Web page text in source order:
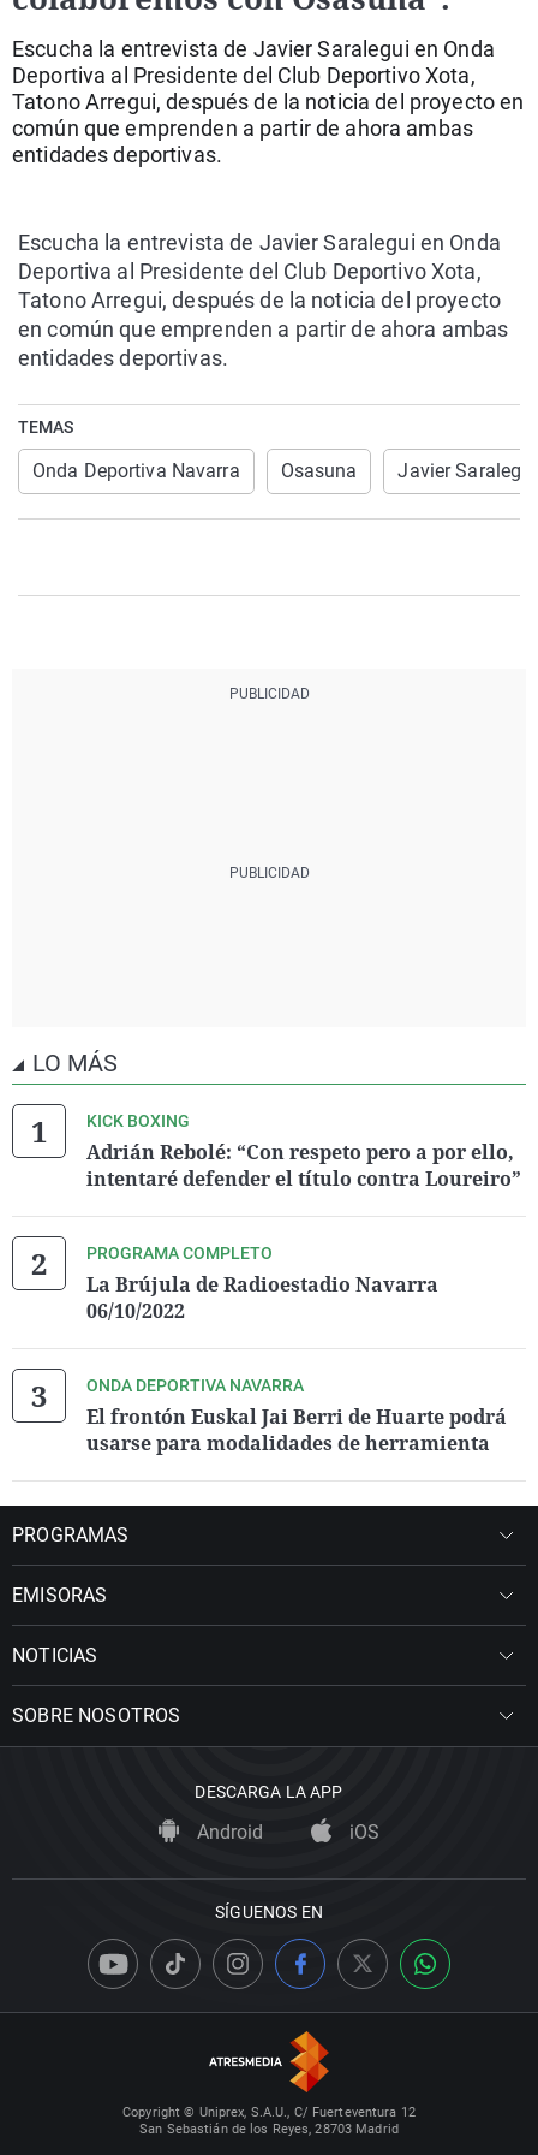
Gente viajera
Como el perro y el
Retornados
Equipo de
Galicia
La Rioja
Televisión
Elecciones
Escucha la entrevista de Javier Saralegui en Onda
Deportiva al Presidente del Club Deportivo Xota,
Tatono Arregui, después de la noticia del proyecto en
común que emprenden a partir de ahora ambas
entidades deportivas.
Escucha la entrevista de Javier Saralegui en Onda
Deportiva al Presidente del Club Deportivo Xota,
Tatono Arregui, después de la noticia del proyecto
en común que emprenden a partir de ahora ambas
entidades deportivas.
TEMAS
Onda Deportiva Navarra Osasuna Javier Saralegui
LO MÁS
KICK BOXING
Adrián Rebolé: “Con respeto pero a por ello,
intentaré defender el título contra Loureiro”
PROGRAMA COMPLETO
La Brújula de Radioestadio Navarra
06/10/2022
ONDA DEPORTIVA NAVARRA
El frontón Euskal Jai Berri de Huarte podrá
usarse para modalidades de herramienta
PROGRAMAS
EMISORAS
NOTICIAS
SOBRE NOSOTROS
DESCARGA LA APP
Android iOS
SÍGUENOS EN
Copyright © Uniprex, S.A.U., C/ Fuerteventura 12
San Sebastián de los Reyes, 28703 Madrid